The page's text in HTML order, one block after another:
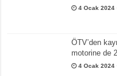
4 Ocak 2024
ÖTV’den
motorine de
4 Ocak 2024